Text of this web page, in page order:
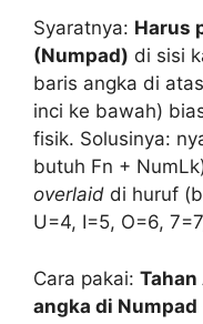
Syaratnya: Harus
(Numpad) di sisi
baris angka di
inci ke bawah)
fisik. Solusinya:
butuh Fn +
overlaid di huruf
U=4, I=5, O=6,
Cara pakai: Tahan
angka di